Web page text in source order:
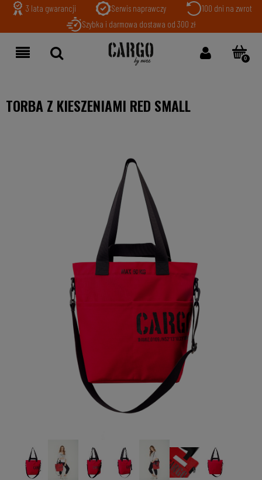
3 lata gwarancji Serwis naprawczy
100 dni na zwrot
Szybka i darmowa dostawa od 300 zł
TORBA Z KIESZENIAMI RED SMALL